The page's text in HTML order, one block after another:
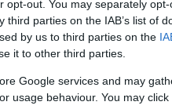
opt-out. You may separately
parties on the IAB’s list of
by us to third parties on the
it to other third parties.
Google services and may
usage behaviour. You may
att bygga en
är perfekt
konkret. Allt